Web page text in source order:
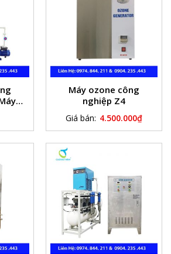
Máy ozone công
nghiệp Z4
Giá bán: 4.500.000₫